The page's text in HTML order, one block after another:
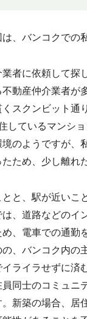
、バンコクでの
者に依頼して探
動産仲介業者が
スクンビット通
しているマンシ
のようですが、
ため、少し離れ
と、駅が近いこ
、道路などのイ
、電車での通勤
、バンコク内の
ライラせずに済
同士のコミュニ
新築の場合、居